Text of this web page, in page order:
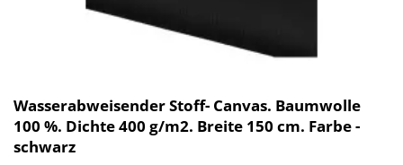
Wasserabweisender Stoff- Canvas. Baumwolle
100 %. Dichte 400 g/m2. Breite 150 cm. Farbe -
schwarz